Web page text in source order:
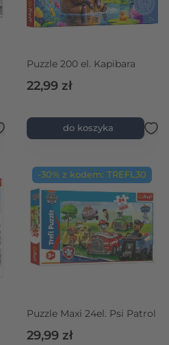
Puzzle 200 el. Kapibara
22,99 zł
do koszyka
-30% z kodem: TREFL30
Puzzle Maxi 24el. Psi Patrol
29,99 zł